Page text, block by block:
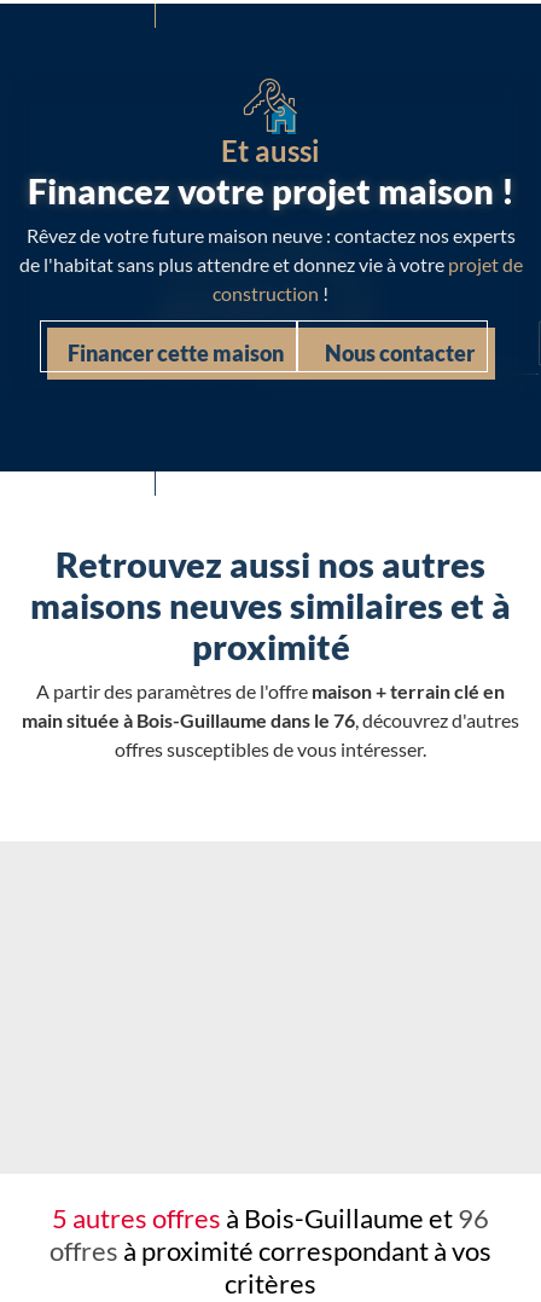
Et aussi
Financez votre projet maison !
Rêvez de votre future maison neuve : contactez nos experts
de l'habitat sans plus attendre et donnez vie à votre projet de
construction !
Financer cette maison Nous contacter
Retrouvez aussi nos autres
maisons neuves similaires et à
proximité
A partir des paramètres de l'offre maison + terrain clé en
main située à Bois-Guillaume dans le 76, découvrez d'autres
offres susceptibles de vous intéresser.
5 autres offres à Bois-Guillaume et96
offres à proximitécorrespondant à vos
critères